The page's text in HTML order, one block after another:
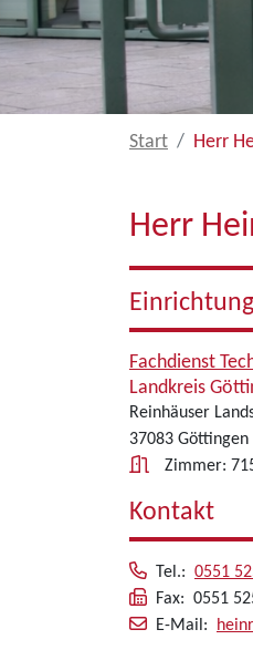
Start Herr
Herr
Einrichtung
Fachdienst
Landkreis
Reinhäuser
37083 Göttingen
Zimmer:
Kontakt
Tel.: 0551
Fax: 0551
E-Mail: